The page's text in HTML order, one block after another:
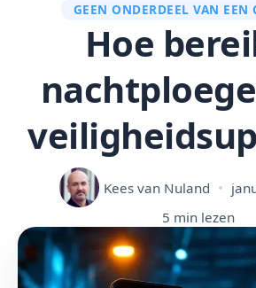
GEEN ONDERDEEL VAN EEN
Hoe
Kees van Nuland
5 min lezen